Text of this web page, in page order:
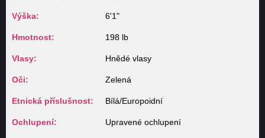
Výška: 6'1"
Hmotnost: 198 lb
Vlasy: Hnědé vlasy
Oči: Zelená
Etnická příslušnost: Bílá/Europoidní
Ochlupení: Upravené ochlupení